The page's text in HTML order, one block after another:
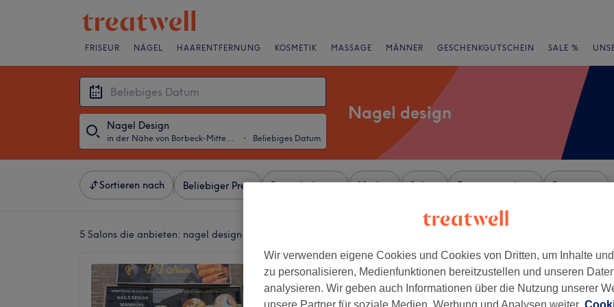
FRISEUR NÄGEL HAARENTFERNUNG KOSMETIK MASSAGE MÄNNER GESCHENKGUTSCHEIN SALE %
Nagel Design
in der Nähe von Borbeck-Mitte, Essen ・ Beliebiges Datum
Nagel design
Sortieren nach Beliebiger Preis Besonderheiten Marken Salons Expressangebote Bewertung
5 Salons die anbieten: nagel design in der Nähe von Borbeck-Mitte, Essen
PT Nails und Kosmetik
4,6
735 Bewertungen
+
−
Wir verwenden eigene Cookies und Cookies von Dritten, um Inhalte
zu personalisieren, Medienfunktionen bereitzustellen und unseren
analysieren. Wir geben auch Informationen über die Nutzung unserer